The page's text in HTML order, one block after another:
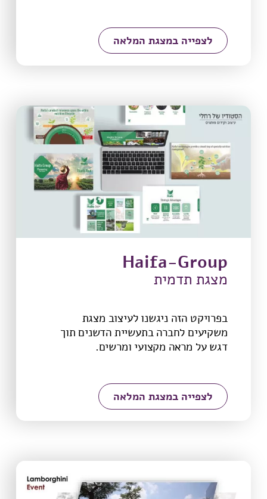
לצפייה במצגת המלאה
Haifa-Group
מצגת תדמית
בפרויקט הזה ניגשנו לעיצוב מצגת
משקיעים לחברה בתעשיית הדשנים תוך
דגש על מראה מקצועי ומרשים.
לצפייה במצגת המלאה